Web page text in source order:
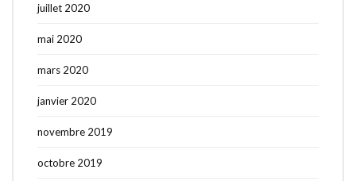
juillet 2020
mai 2020
mars 2020
janvier 2020
novembre 2019
octobre 2019